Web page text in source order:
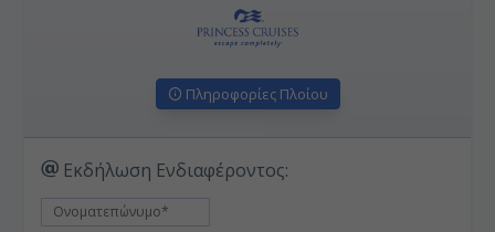
Πληροφορίες Πλοίου
Εκδήλωση Ενδιαφέροντος: